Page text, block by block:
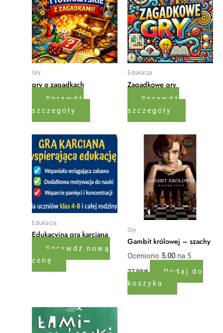
Gry
gry o zagadkach
Sprawdź
szczegóły
Edukacja
Zagadkowe gry
Sprawdź
szczegóły
Edukacja
Edukacyjna gra karciana
Sprawdź nową
cenę
Gry
Gambit królowej – szachy
Oceniono 5.00na 5
27,93zł
Dodaj do
koszyka